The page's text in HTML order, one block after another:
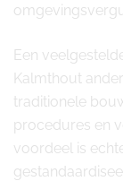
Een
Kalmthout
traditionele
procedures en
voordeel is